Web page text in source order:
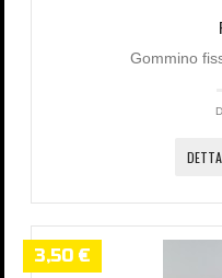
Gommino
3,50 €